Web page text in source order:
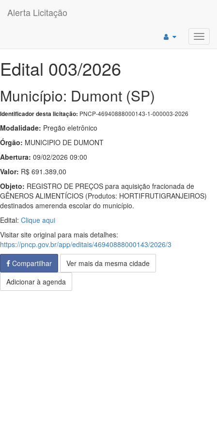
Alerta Licitação
Edital 003/2026
Município: Dumont (SP)
Identificador desta licitação: PNCP-46940888000143-1-000003-2026
Modalidade: Pregão eletrônico
Órgão: MUNICIPIO DE DUMONT
Abertura: 09/02/2026 09:00
Valor: R$ 691.389,00
Objeto: REGISTRO DE PREÇOS para aquisição fracionada de
GÊNEROS ALIMENTÍCIOS (Produtos: HORTIFRUTIGRANJEIROS)
destinados amerenda escolar do município.
Edital: Clique aqui
Visitar site original para mais detalhes:
https://pncp.gov.br/app/editais/46940888000143/2026/3
Compartilhar
Ver mais da mesma cidade
Adicionar à agenda